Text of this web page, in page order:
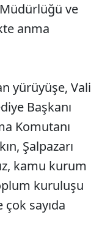
ve
anma
yürüyüşe, Vali
Başkanı
Komutanı
Şalpazarı
kamu kurum
kuruluşu
sayıda